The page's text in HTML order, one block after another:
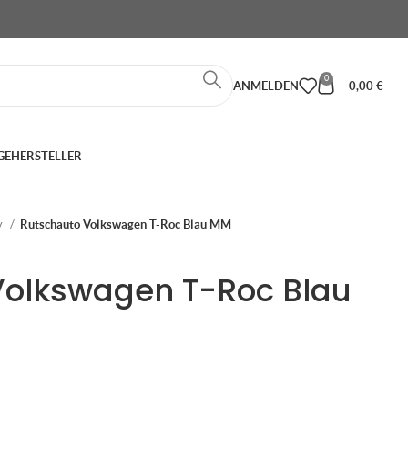
ANMELDEN
0
0,00 €
HERSTELLER
Rutschauto Volkswagen T-Roc Blau MM
T-Roc Blau